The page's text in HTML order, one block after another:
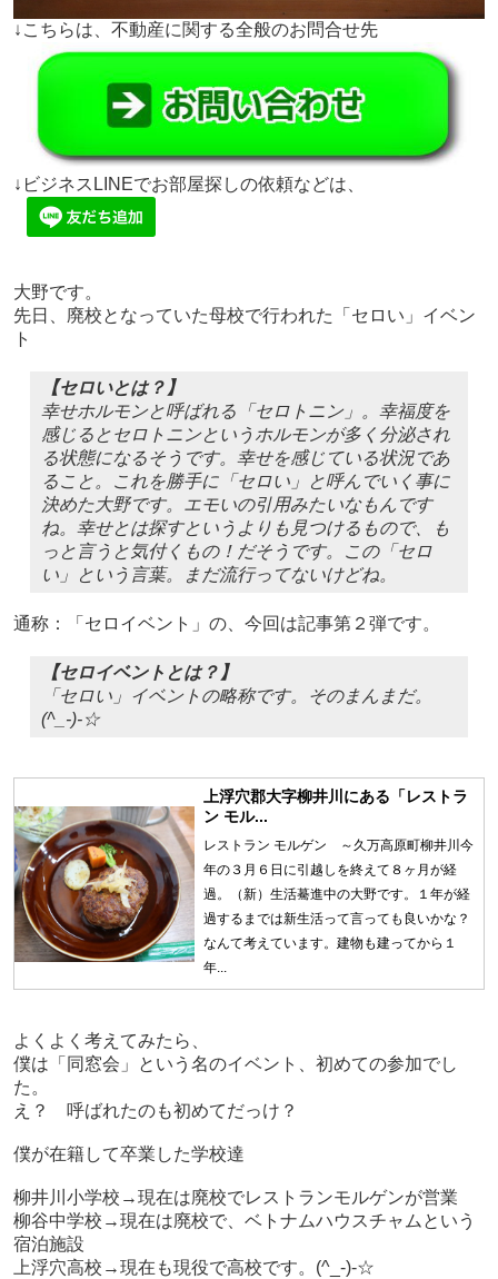
↓こちらは、不動産に関する全般のお問合せ先
↓ビジネスLINEでお部屋探しの依頼などは、
大野です。
先日、廃校となっていた母校で行われた「セロい」イベン
ト
【セロいとは？】
幸せホルモンと呼ばれる「セロトニン」。幸福度を
感じるとセロトニンというホルモンが多く分泌され
る状態になるそうです。幸せを感じている状況であ
ること。これを勝手に「セロい」と呼んでいく事に
決めた大野です。エモいの引用みたいなもんです
ね。幸せとは探すというよりも見つけるもので、も
っと言うと気付くもの！だそうです。この「セロ
い」という言葉。まだ流行ってないけどね。
通称：「セロイベント」の、今回は記事第２弾です。
【セロイベントとは？】
「セロい」イベントの略称です。そのまんまだ。
(^_-)-☆
上浮穴郡大字柳井川にある「レストラ
ン モル...
レストラン モルゲン ～久万高原町柳井川今
年の３月６日に引越しを終えて８ヶ月が経
過。（新）生活驀進中の大野です。１年が経
過するまでは新生活って言っても良いかな？
なんて考えています。建物も建ってから１
年...
よくよく考えてみたら、
僕は「同窓会」という名のイベント、初めての参加でし
た。
え？ 呼ばれたのも初めてだっけ？
僕が在籍して卒業した学校達
柳井川小学校→現在は廃校でレストランモルゲンが営業
柳谷中学校→現在は廃校で、ベトナムハウスチャムという
宿泊施設
上浮穴高校→現在も現役で高校です。(^_-)-☆